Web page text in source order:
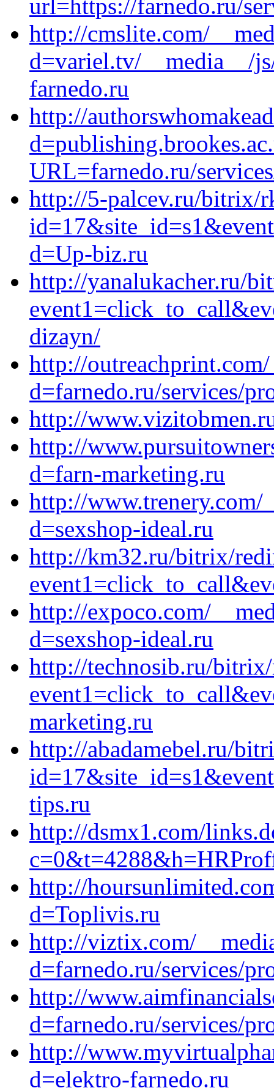
url=https://farnedo.ru/
http://cmslite.com/
d=variel.tv/__media__/
farnedo.ru
http://
URL=farnedo.ru/
http://5-palcev.ru/bitrix/
d=Up-biz.ru
http://yanalukacher.ru/
dizayn/
http://
d=farnedo.ru/services/
http://
http://
d=farn-marketing.ru
http://www.trenery.com/
d=sexshop-ideal.ru
http://km32.ru/bitrix/
http://expoco.com/
d=sexshop-ideal.ru
http://technosib.ru/
marketing.ru
http://abadamebel.ru/
tips.ru
http://dsmx1.com/
http://
d=Toplivis.ru
http://viztix.com/
d=farnedo.ru/services/
http://
d=farnedo.ru/services/
http://
d=elektro-farnedo.ru